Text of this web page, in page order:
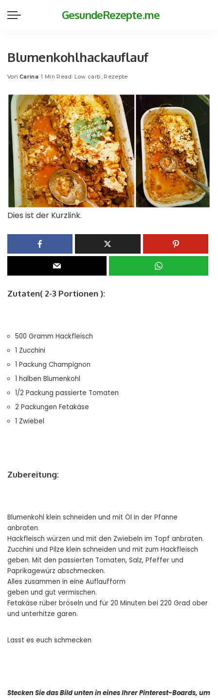
GesundeRezepte.me
Blumenkohlhackauflauf
Posted
Von Carina 1 Min Read Low carb Rezepte
Dies ist der Kurzlink.
Zutaten( 2-3 Portionen ):
500 Gramm Hackfleisch
1 Zucchini
1 Packung Champignon
1 halben Blumenkohl
1/2 Packung passierte Tomaten
2 Packungen Fetakäse
1 Zwiebel
Zubereitung:
Blumenkohl klein schneiden und mit Öl in der Pfanne
anbraten.
Hackfleisch würzen und mit den Zwiebeln im Topf anbraten.
Zucchini und Pilze klein schneiden und mit zum Hackfleisch
geben. Mit den passierten Tomaten, Salz, Pfeffer und
Paprikagewürz abschmecken.
Alles zusammen in eine Auflaufform
geben und gut vermischen.
Fetakäse rüber bröseln und für 20 Minuten bei 220 Grad ober
und unterhitze garen.
Lasst es euch schmecken
Stecken Sie das Bild unten in eines Ihrer Pinterest-Boards, um